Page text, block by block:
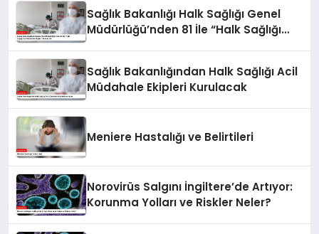
Sağlık Bakanlığı Halk Sağlığı Genel
Müdürlüğü’nden 81 İle “Halk Sağlığı
Sağlık Bakanlığından Halk Sağlığı Acil
Müdahale Ekipleri Kurulacak
Meniere Hastalığı ve Belirtileri
Norovirüs Salgını İngiltere’de Artıyor:
Korunma Yolları ve Riskler Neler?